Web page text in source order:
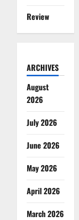
Review
ARCHIVES
August
2026
July 2026
June 2026
May 2026
April 2026
March 2026